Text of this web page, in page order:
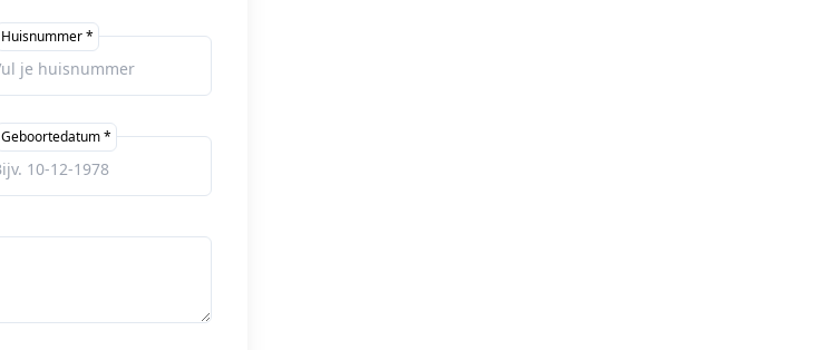
Huisnummer *
Geboortedatum *